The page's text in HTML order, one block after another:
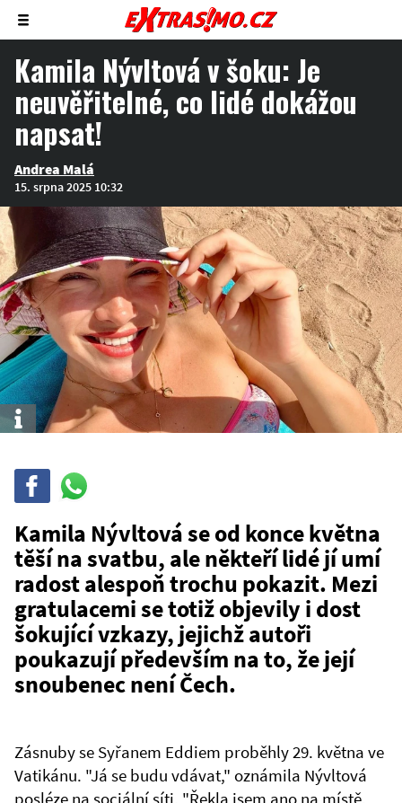
Zobrazit/skrýt
menu
Kamila Nývltová v šoku: Je
neuvěřitelné, co lidé dokážou
napsat!
Andrea Malá
15. srpna 2025 10:32
Info
Sdílej
WhatsAppu
Kamila Nývltová se od konce května
těší na svatbu, ale někteří lidé jí umí
radost alespoň trochu pokazit. Mezi
gratulacemi se totiž objevily i dost
šokující vzkazy, jejichž autoři
poukazují především na to, že její
snoubenec není Čech.
Zásnuby se Syřanem Eddiem proběhly 29. května ve
Vatikánu. "Já se budu vdávat," oznámila Nývltová
posléze na sociální síti. "Řekla jsem ano na místě,